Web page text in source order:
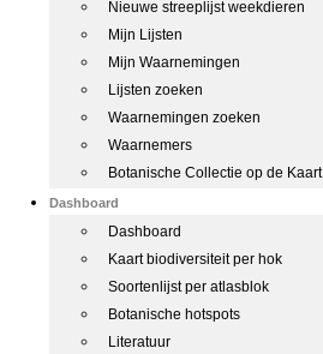
Nieuwe streeplijst weekdieren
Mijn Lijsten
Mijn Waarnemingen
Lijsten zoeken
Waarnemingen zoeken
Waarnemers
Botanische Collectie op de Kaart
Dashboard
Dashboard
Kaart biodiversiteit per hok
Soortenlijst per atlasblok
Botanische hotspots
Literatuur